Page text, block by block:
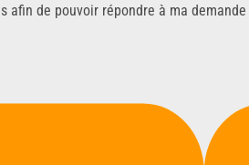
de pouvoir répondre à ma